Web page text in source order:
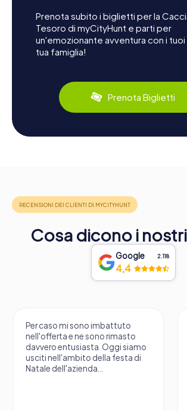
Prenota subito i biglietti per la
Tesoro di myCityHunt e parti per
un'emozionante avventura con i tuoi
tua famiglia!
Prenota Biglietti
Cosa dicono i
Google 2.118
4,4
Per caso mi sono imbattuto
nell'offerta e ne sono rimasto
davvero entusiasta. Oggi siamo
usciti nell'ambito della festa di
Natale dell'azienda...